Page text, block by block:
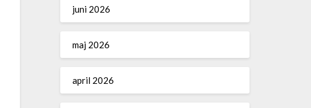
juni 2026
maj 2026
april 2026